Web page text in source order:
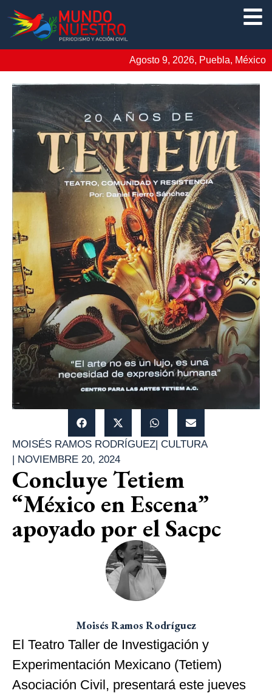
Agosto 9, 2026, Puebla, México
MOISÉS RAMOS RODRÍGUEZ| CULTURA
| NOVIEMBRE 20, 2024
Concluye Tetiem
“México en Escena”
apoyado por el Sacpc
Moisés Ramos Rodríguez
El Teatro Taller de Investigación y
Experimentación Mexicano (Tetiem)
Asociación Civil, presentará este jueves